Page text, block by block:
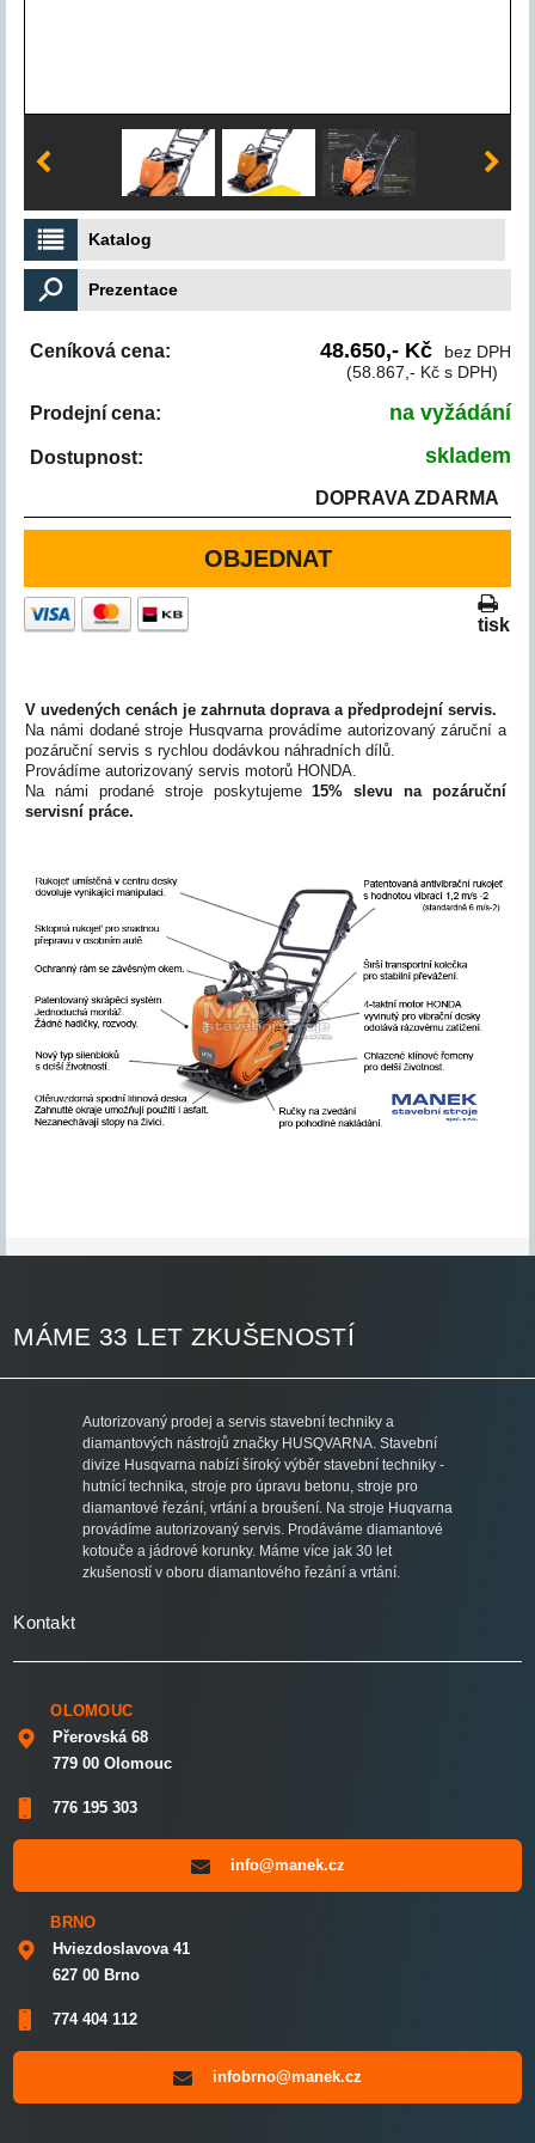
Katalog
Prezentace
Ceníková cena: 48.650,- Kč
bez DPH
(58.867,- Kč s DPH)
Prodejní cena: na vyžádání
Dostupnost: skladem
DOPRAVA ZDARMA
OBJEDNAT
tisk
V uvedených cenách je zahrnuta doprava a předprodejní servis.
Na námi dodané stroje Husqvarna provádíme autorizovaný záruční a
pozáruční servis s rychlou dodávkou náhradních dílů.
Provádíme autorizovaný servis motorů HONDA.
Na námi prodané stroje poskytujeme15%slevu na pozáruční
servisní práce.
MÁME 33 LET ZKUŠENOSTÍ
Autorizovaný prodej a servis stavební techniky a
diamantových nástrojů značky HUSQVARNA. Stavební
divize Husqvarna nabízí šíroký výběr stavební techniky -
hutnící technika, stroje pro úpravu betonu, stroje pro
diamantové řezání, vrtání a broušení. Na stroje Huqvarna
provádíme autorizovaný servis. Prodáváme diamantové
kotouče a jádrové korunky. Máme více jak 30 let
zkušeností v oboru diamantového řezání a vrtání.
Kontakt
OLOMOUC
Přerovská 68
779 00 Olomouc
776 195 303
info@manek.cz
BRNO
Hviezdoslavova 41
627 00 Brno
774 404 112
infobrno@manek.cz